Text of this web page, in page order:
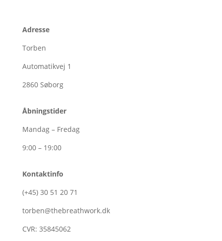
Adresse
Torben
Automatikvej 1
2860 Søborg
Åbningstider
Mandag – Fredag
9:00 – 19:00
Kontaktinfo
(+45) 30 51 20 71
torben@thebreathwork.dk
CVR: 35845062